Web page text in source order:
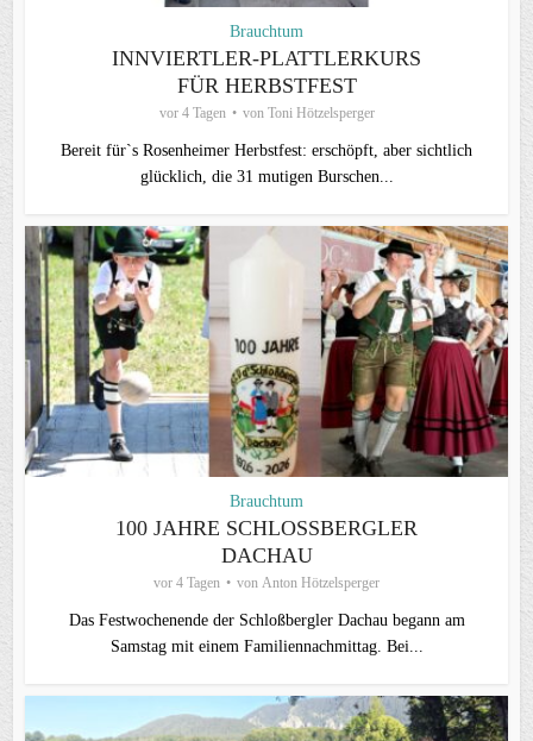
Brauchtum
INNVIERTLER-PLATTLERKURS
FÜR HERBSTFEST
vor 4 Tagen von Toni Hötzelsperger
Bereit für`s Rosenheimer Herbstfest: erschöpft, aber sichtlich
glücklich, die 31 mutigen Burschen...
Brauchtum
100 JAHRE SCHLOSSBERGLER D
ACHAU
vor 4 Tagen von Anton Hötzelsperger
Das Festwochenende der Schloßbergler Dachau begann am
Samstag mit einem Familiennachmittag. Bei...